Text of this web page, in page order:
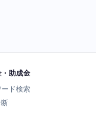
助成金
ード検索